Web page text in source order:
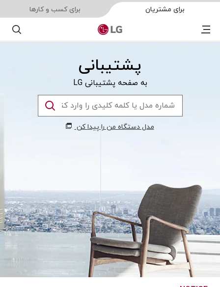
برای مشتریان برای کسب و کارها
Menu جستجو
پشتیبانی
به صفحه پشتیبانی LG
مدل دستگاه من را پیدا کن